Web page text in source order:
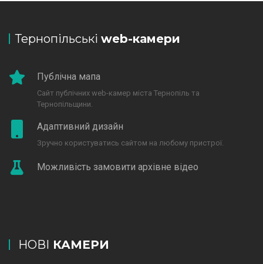
Тернопільські web-камери
Публічна мапа
Сайт публічних web-камер міста Тернопіль та
Тернопільщини.
Адаптивний дизайн
Зручно користуватись сайтом на любому пристрої.
Можливість замовити архівне відео
НОВІ КАМЕРИ